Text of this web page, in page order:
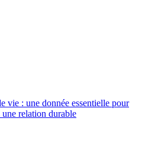
vie : une donnée essentielle pour
une relation durable